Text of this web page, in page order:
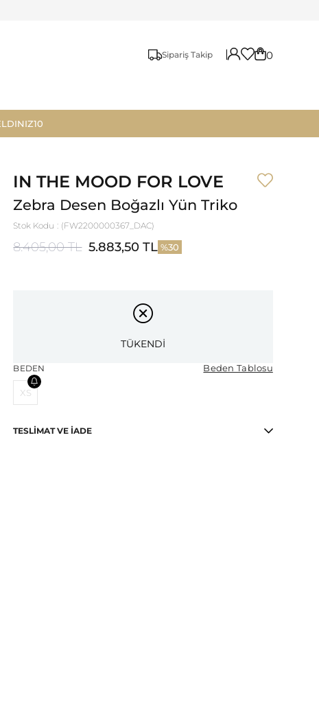
Sipariş Takip 0
IN THE MOOD FOR LOVE
Zebra Desen Boğazlı Yün Triko
Stok Kodu (FW2200000367_DAC)
8.405,00 TL 5.883,50 TL 30
TÜKENDİ
BEDEN Beden Tablosu
XS
TESLIMAT VE İADE